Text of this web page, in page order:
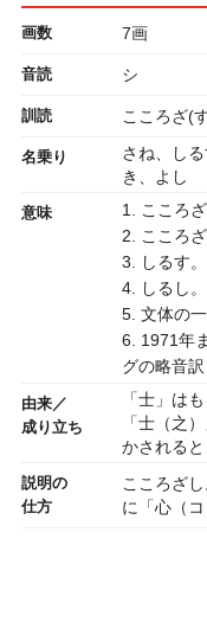
画数 7画
音読 シ
訓読 こころざ(
名乗り
さね、し
き、よし
意味
1. こころ
2. こころ
3. しるす
4. しるし
5. 文体の
6. 1971年
グの略音訳
由来／
成り立ち
「士」は
「士（之
かされると
説明の
仕方
こころざ
に「心（コ